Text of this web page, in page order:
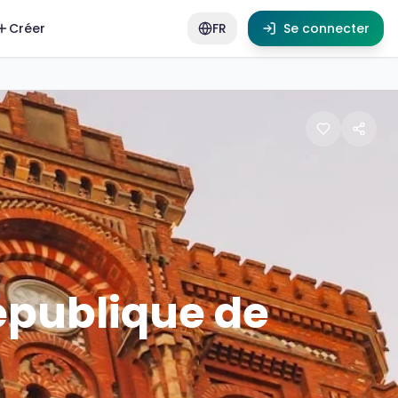
Créer FR Se connecter
Commémorant la proclamation de la
de